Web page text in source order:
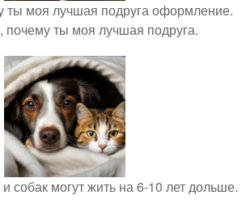
ты моя лучшая подруга оформление.
почему ты моя лучшая подруга.
собак могут жить на 6-10 лет дольше.